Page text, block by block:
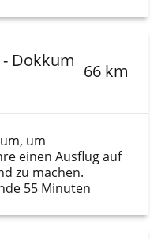
Dokkum
66 km
um
einen Ausflug auf
zu machen.
55 Minuten